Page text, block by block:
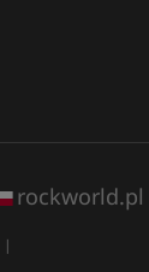
rockworld.pl
|